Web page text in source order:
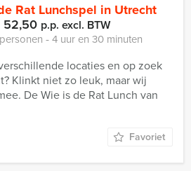
Rat Lunchspel in Utrecht
p.p. excl. BTW
‐ 4 uur en 30 minuten
locaties en op zoek
Klinkt niet zo leuk, maar wij
De Wie is de Rat Lunch van
Favoriet